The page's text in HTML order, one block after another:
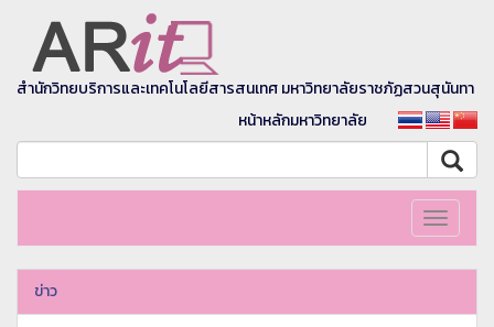
สำนักวิทยบริการและเทคโนโลยีสารสนเทศ มหาวิทยาลัยราชภัฏสวนสุนันทา
หน้าหลักมหาวิทยาลัย
Toggle
ข่าว